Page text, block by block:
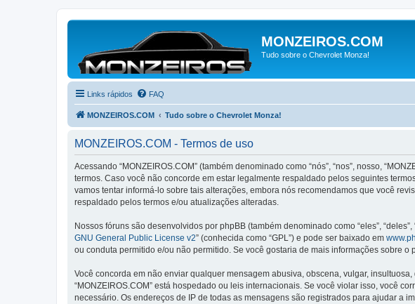
MONZEIROS.COM
Tudo sobre o Chevrolet Monza!
Links rápidos FAQ
MONZEIROS.COM Tudo sobre o Chevrolet Monza!
MONZEIROS.COM - Termos de uso
Acessando “MONZEIROS.COM” (também denominado como “nós”, “nos”, nosso,
termos. Caso você não concorde em estar legalmente respaldado pelos seguintes
vamos tentar informá-lo sobre tais alterações, embora nós recomendamos que você
respaldado pelos termos e/ou atualizações alteradas.
Nossos fóruns são desenvolvidos por phpBB (também denominado como “eles”,
GNU General Public License v2” (conhecida como “GPL”) e pode ser baixado em
ou conduta permitido e/ou não permitido. Se você gostaria de mais informações sobre o
Você concorda em não enviar qualquer mensagem abusiva, obscena, vulgar,
“MONZEIROS.COM” está hospedado ou leis internacionais. Se você violar isso, você
necessário. Os endereços de IP de todas as mensagens são registrados para ajudar a